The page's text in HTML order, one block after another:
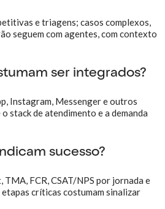
e triagens; casos complexos,
seguem com agentes, com contexto
ser integrados?
Instagram, Messenger e outros
stack de atendimento e a demanda
sucesso?
TMA, FCR, CSAT/NPS por jornada e
críticas costumam sinalizar